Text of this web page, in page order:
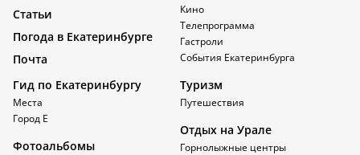
Статьи
Погода в Екатеринбурге
Почта
Кино
Телепрограмма
Гастроли
События Екатеринбурга
Гид по Екатеринбургу
Места
Город Е
Фотоальбомы
Туризм
Путешествия
Отдых на Урале
Горнолыжные центры